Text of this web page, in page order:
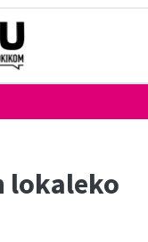
lokaleko